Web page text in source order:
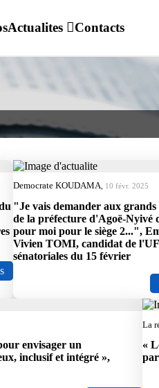
Actualites Contacts
Democrate KOUDAMA 10 févr. 2025
"Je vais demander aux grands
de la préfecture d'Agoë-Nyivé
pour moi pour le siège 2...",
Vivien TOMI, candidat de
sénatoriales du 15 février
envisager un
inclusif et intégré »,
La
«